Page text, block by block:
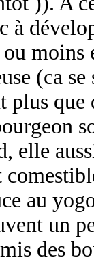
à
moins
(ca
plus que
elle
au
un
des